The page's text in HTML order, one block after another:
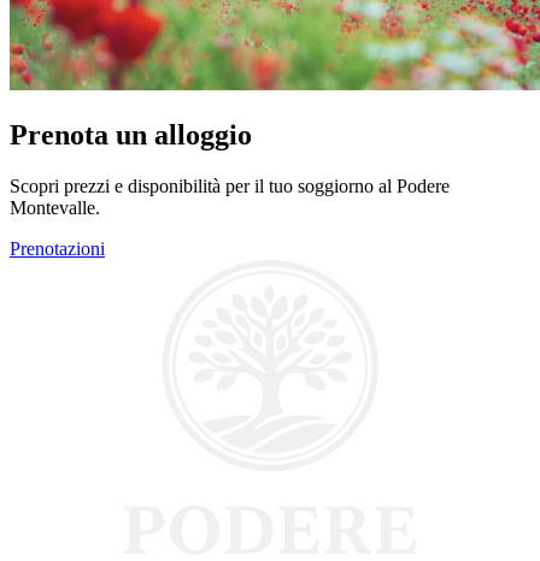
Prenota un alloggio
Scopri prezzi e disponibilità per il tuo soggiorno al Podere
Montevalle.
Prenotazioni